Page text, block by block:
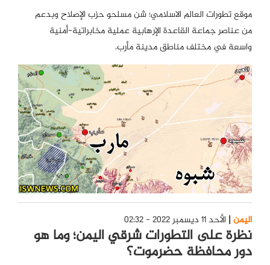
موقع تطورات العالم الاسلامي؛ شن مسلحو حزب الإصلاح وبدعم
من عناصر جماعة القاعدة الإرهابية عملية مخابراتية-أمنية
واسعة في مختلف مناطق مدينة مأرب.
اليمن الأحد 11 ديسمبر 2022 - 02:32
نظرة على التطورات شرقي اليمن؛ وما هو
دور محافظة حضرموت؟